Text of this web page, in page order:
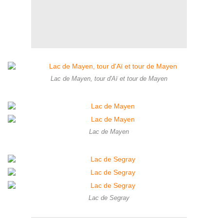
Lac de Mayen, tour d'Aï et tour de Mayen
Lac de Mayen
Lac de Segray